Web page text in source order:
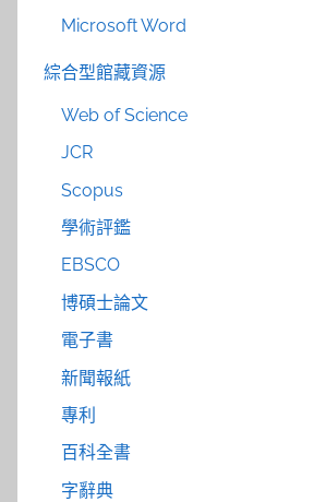
Microsoft Word
綜合型館藏資源
Web of Science
JCR
Scopus
學術評鑑
EBSCO
博碩士論文
電子書
新聞報紙
專利
百科全書
字辭典